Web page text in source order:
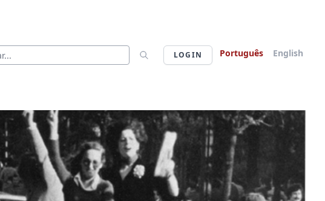
LOGIN Português English